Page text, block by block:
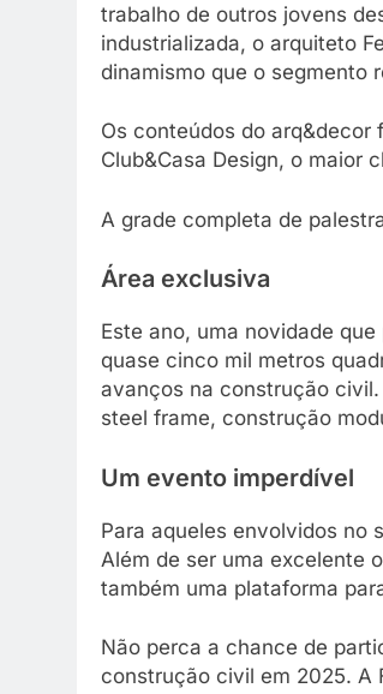
trabalho de outros jovens
industrializada, o arquiteto
dinamismo que o segmento
Os conteúdos do arq&decor
Club&Casa Design, o maior
A grade completa de
Área exclusiva
Este ano, uma novidade
quase cinco mil metros
avanços na construção
steel frame, construção
Um evento imperdível
Para aqueles envolvidos no
Além de ser uma excelente
também uma plataforma
Não perca a chance de
construção civil em 2025. A